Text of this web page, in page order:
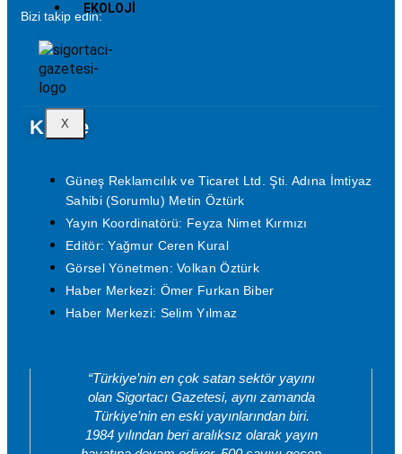
EKOLOJI
X
Bizi takip edin:
Künye
Güneş Reklamcılık ve Ticaret Ltd. Şti. Adına İmtiyaz
Sahibi (Sorumlu) Metin Öztürk
Yayın Koordinatörü: Feyza Nimet Kırmızı
Editör: Yağmur Ceren Kural
Görsel Yönetmen: Volkan Öztürk
Haber Merkezi: Ömer Furkan Biber
Haber Merkezi: Selim Yılmaz
“Türkiye’nin en çok satan sektör yayını
olan Sigortacı Gazetesi, aynı zamanda
Türkiye’nin en eski yayınlarından biri.
1984 yılından beri aralıksız olarak yayın